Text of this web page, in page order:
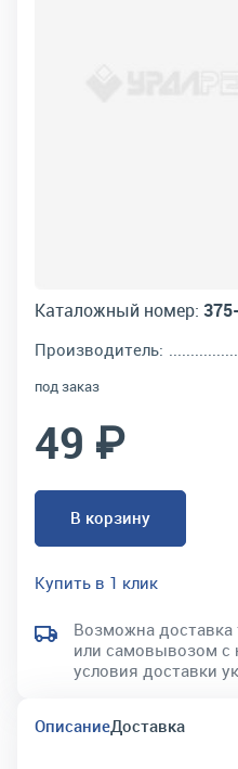
Каталожный номер:
Производитель:
под заказ
49 ₽
В корзину
Купить в 1 клик
Возможна
или самовывозом с
условия доставки
ОписаниеДоставка